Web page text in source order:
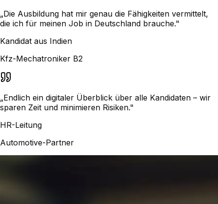
„Die Ausbildung hat mir genau die Fähigkeiten vermittelt,
die ich für meinen Job in Deutschland brauche."
Kandidat aus Indien
Kfz-Mechatroniker B2
„Endlich ein digitaler Überblick über alle Kandidaten – wir
sparen Zeit und minimieren Risiken."
HR-Leitung
Automotive-Partner